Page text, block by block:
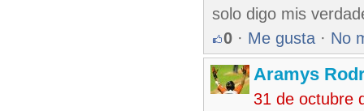
solo digo mis
0 · Me gusta · No
Aramys
31 de octubre